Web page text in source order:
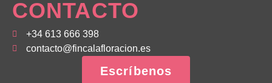
CONTACTO
+34 613 666 398
contacto@fincalafloracion.es
Escríbenos